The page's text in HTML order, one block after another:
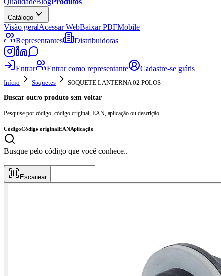
QualidadeBlogProdutos
Catálogo
Visão geralAcessar WebBaixar PDFMobile
Representantes
Distribuidoras
Entrar Entrar como representante Cadastre-se grátis
Início Soquetes
SOQUETE LANTERNA 02 POLOS
Buscar outro produto sem voltar
Pesquise por código, código original, EAN, aplicação ou descrição.
CódigoCódigo originalEANAplicação
Busque pelo códi
Escanear